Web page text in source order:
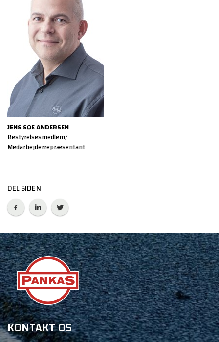
JENS SØE ANDERSEN
Bestyrelsesmedlem/
Medarbejderrepræsentant
DEL SIDEN
KONTAKT OS